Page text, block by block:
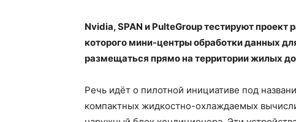
Nvidia, SPAN и PulteGroup тестируют
которого мини-центры обработки данных
размещаться прямо на территории жилых
Речь идёт о пилотной инициативе под
компактных жидкостно-охлаждаемых